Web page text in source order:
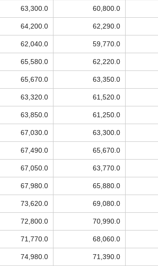
63,300.0 60,800.0
64,200.0 62,290.0
62,040.0 59,770.0
65,580.0 62,220.0
65,670.0 63,350.0
63,320.0 61,520.0
63,850.0 61,250.0
67,030.0 63,300.0
67,490.0 65,670.0
67,050.0 63,770.0
67,980.0 65,880.0
73,620.0 69,080.0
72,800.0 70,990.0
71,770.0 68,060.0
74,980.0 71,390.0